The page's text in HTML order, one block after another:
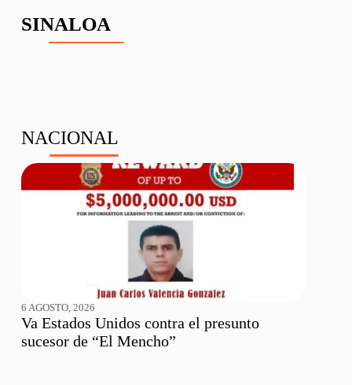
SINALOA
NACIONAL
6 AGOSTO, 2026
Va Estados Unidos contra el presunto
sucesor de “El Mencho”